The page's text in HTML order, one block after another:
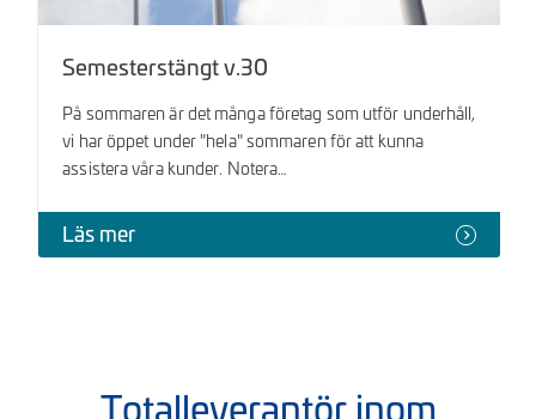
Semesterstängt v.30
På sommaren är det många företag som utför underhåll,
vi har öppet under "hela" sommaren för att kunna
assistera våra kunder. Notera…
Läs mer